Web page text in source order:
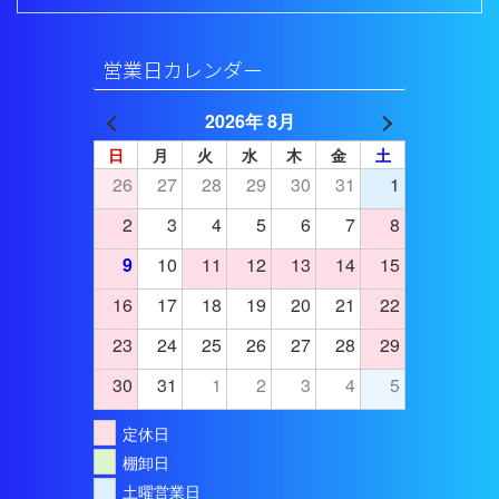
営業日カレンダー
2026年 8月
日 月 火 水 木 金 土
26 27 28 29 30 31
1
2
3 4 5 6 7
8
9
10 11 12 13 14
15
16
17 18 19 20 21
22
23
24 25 26 27 28
29
30
31 1 2 3 4 5
定休日
棚卸日
土曜営業日